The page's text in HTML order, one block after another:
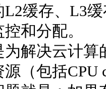
缓存、L3
和分配。
决云计算
（包括CPU